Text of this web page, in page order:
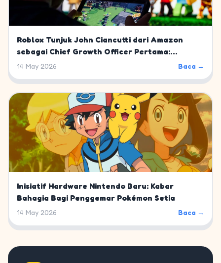
Roblox Tunjuk John Ciancutti dari Amazon
sebagai Chief Growth Officer Pertama:
Langkah Strategis Menuju 10% Pasar Gaming
14 May 2026 Baca →
Inisiatif Hardware Nintendo Baru: Kabar
Bahagia Bagi Penggemar Pokémon Setia
14 May 2026 Baca →